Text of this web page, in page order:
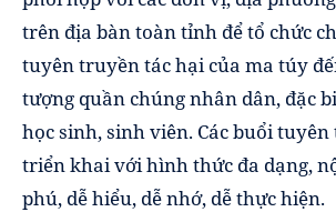
trên địa bàn toàn tỉnh để tổ chức
tuyên truyền tác hại của ma túy
tượng quần chúng nhân dân, đặc
học sinh, sinh viên. Các buổi
triển khai với hình thức đa dạng,
phú, dễ hiểu, dễ nhớ, dễ thực hiện.